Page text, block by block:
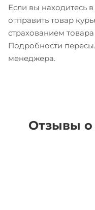
Если вы находитесь
отправить товар
страхованием
Подробности
менеджера.
Отзывы